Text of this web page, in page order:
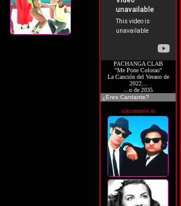
PACHANGA CLAB
"Me Pone Colorao"
La Canción del Verano de
2022...
...o de 2035
¿Eres Cantante?
soycantante.es